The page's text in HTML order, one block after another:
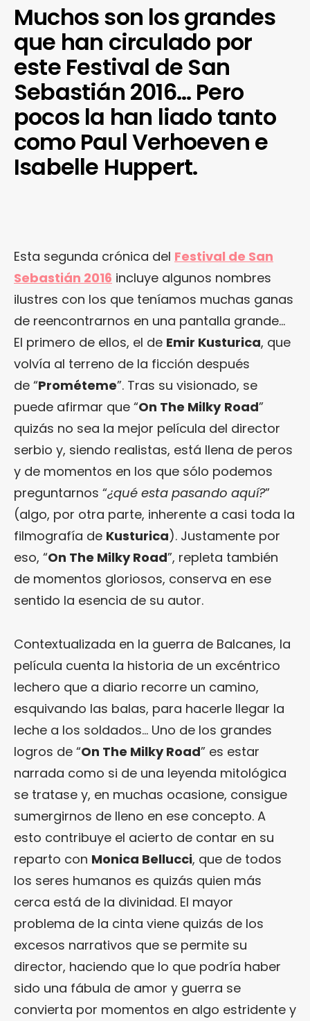
Muchos son los grandes
que han circulado por
este Festival de San
Sebastián 2016… Pero
pocos la han liado tanto
como Paul Verhoeven e
Isabelle Huppert.
Esta segunda crónica del Festival de San
Sebastián 2016 incluye algunos nombres
ilustres con los que teníamos muchas ganas
de reencontrarnos en una pantalla grande…
El primero de ellos, el de Emir Kusturica, que
volvía al terreno de la ficción después
de “Prométeme”. Tras su visionado, se
puede afirmar que “On The Milky Road”
quizás no sea la mejor película del director
serbio y, siendo realistas, está llena de peros
y de momentos en los que sólo podemos
preguntarnos “¿qué esta pasando aquí?”
(algo, por otra parte, inherente a casi toda la
filmografía de Kusturica). Justamente por
eso, “On The Milky Road”, repleta también
de momentos gloriosos, conserva en ese
sentido la esencia de su autor.
Contextualizada en la guerra de Balcanes, la
película cuenta la historia de un excéntrico
lechero que a diario recorre un camino,
esquivando las balas, para hacerle llegar la
leche a los soldados… Uno de los grandes
logros de “On The Milky Road” es estar
narrada como si de una leyenda mitológica
se tratase y, en muchas ocasione, consigue
sumergirnos de lleno en ese concepto. A
esto contribuye el acierto de contar en su
reparto con Monica Bellucci, que de todos
los seres humanos es quizás quien más
cerca está de la divinidad. El mayor
problema de la cinta viene quizás de los
excesos narrativos que se permite su
director, haciendo que lo que podría haber
sido una fábula de amor y guerra se
convierta por momentos en algo estridente y